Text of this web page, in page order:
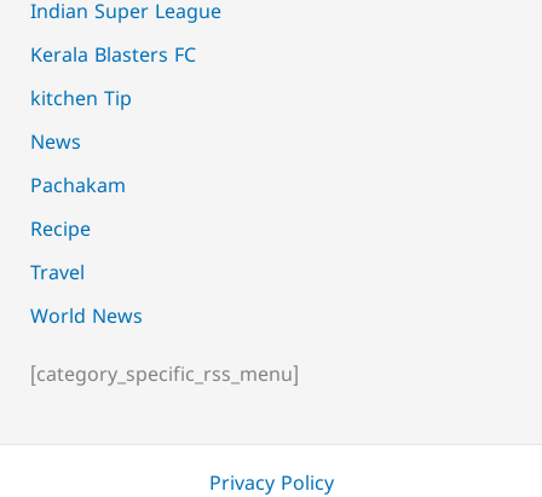
Indian Super League
Kerala Blasters FC
kitchen Tip
News
Pachakam
Recipe
Travel
World News
[category_specific_rss_menu]
Privacy Policy